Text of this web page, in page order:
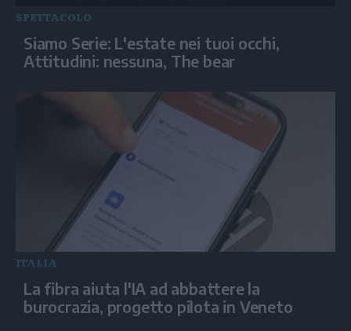
SPETTACOLO
Siamo Serie: L'estate nei tuoi occhi,
Attitudini: nessuna, The bear
ITALIA
La fibra aiuta l'IA ad abbattere la
burocrazia, progetto pilota in Veneto